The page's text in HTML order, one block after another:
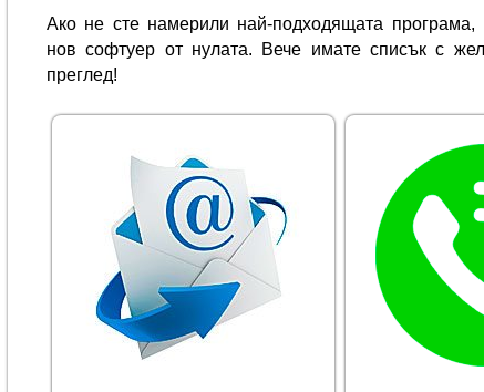
Ако не сте намерили най-подходящата
нов софтуер от нулата. Вече имате списък с
преглед!